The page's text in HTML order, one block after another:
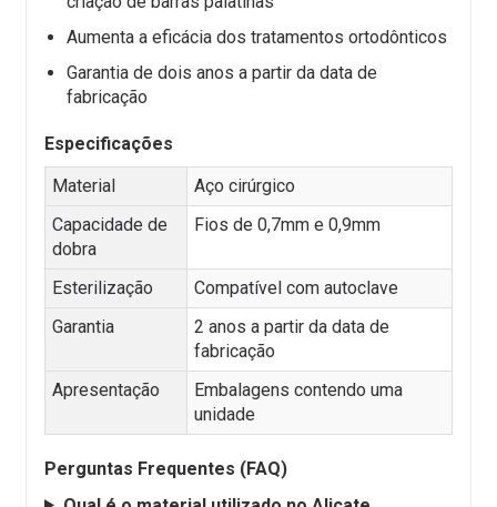
Aumenta a eficácia dos tratamentos ortodônticos
Garantia de dois anos a partir da data de
fabricação
Especificações
Material
Aço cirúrgico
Capacidade de
dobra
Fios de 0,7mm e 0,9mm
Esterilização
Compatível com autoclave
Garantia
2 anos a partir da data de
fabricação
Apresentação
Embalagens contendo uma
unidade
Perguntas Frequentes (FAQ)